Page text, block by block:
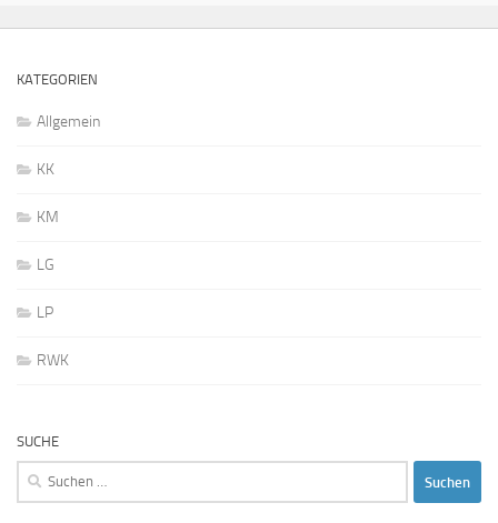
KATEGORIEN
Allgemein
KK
KM
LG
LP
RWK
SUCHE
Suchen
nach: